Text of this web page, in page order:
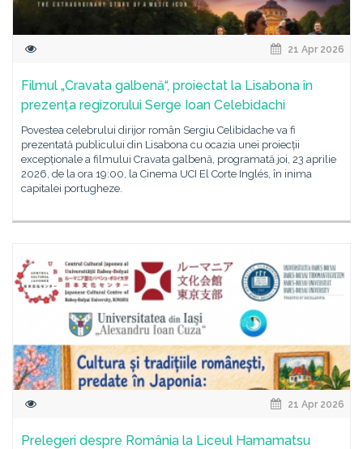
21 Apr 2026
Filmul „Cravata galbenă“, proiectat la Lisabona în
prezența regizorului Serge Ioan Celebidachi
Povestea celebrului dirijor român Sergiu Celibidache va fi
prezentată publicului din Lisabona cu ocazia unei proiecții
excepționale a filmului Cravata galbenă, programată joi, 23 aprilie
2026, de la ora 19:00, la Cinema UCI El Corte Inglés, în inima
capitalei portugheze.
21 Apr 2026
Prelegeri despre România la Liceul Hamamatsu